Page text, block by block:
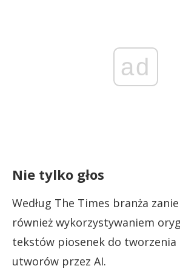
ad
Nie tylko głos
Według The Times branża
również wykorzystywaniem
tekstów piosenek do tworzenia
utworów przez AI.